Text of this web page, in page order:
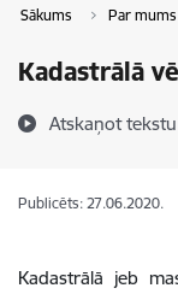
Sākums Par mums
Kadastrālā
Atskaņot tekstu
Publicēts: 27.06.2020.
Kadastrālā jeb